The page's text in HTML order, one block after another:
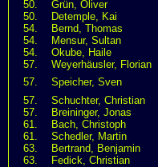
50.
Grün, Oliver
50.
Detemple, Kai
54.
Bernd, Thomas
54.
Mensur, Sultan
54.
Okube, Haile
57.
Weyerhäusler, Florian
57.
Speicher, Sven
57.
Schuchter, Christian
57.
Breininger, Jonas
61.
Bach, Christoph
61.
Schedler, Martin
63.
Bertrand, Benjamin
63.
Fedick, Christian